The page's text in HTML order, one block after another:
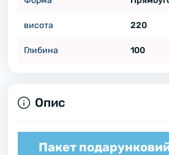
висота 220
Глибина 100
Опис
Пакет